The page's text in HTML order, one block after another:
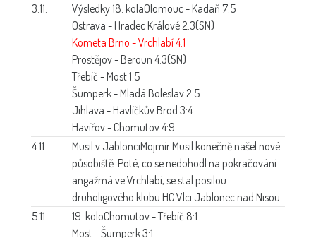
3.11.
Výsledky 18. kolaOlomouc - Kadaň 7:5
Ostrava - Hradec Králové 2:3(SN)
Kometa Brno - Vrchlabí 4:1
Prostějov - Beroun 4:3(SN)
Třebíč - Most 1:5
Šumperk - Mladá Boleslav 2:5
Jihlava - Havlíčkův Brod 3:4
Havířov - Chomutov 4:9
4.11.
Musil v JablonciMojmír Musil konečně našel nové
působiště. Poté, co se nedohodl na pokračování
angažmá ve Vrchlabí, se stal posilou
druholigového klubu HC Vlci Jablonec nad Nisou.
5.11.
19. koloChomutov - Třebíč 8:1
Most - Šumperk 3:1